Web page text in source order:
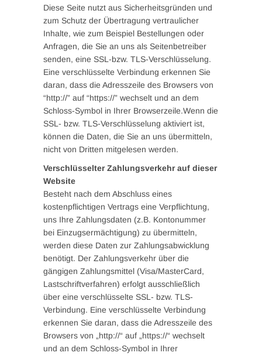
Diese Seite nutzt aus Sicherheitsgründen und
zum Schutz der Übertragung vertraulicher
Inhalte, wie zum Beispiel Bestellungen oder
Anfragen, die Sie an uns als Seitenbetreiber
senden, eine SSL-bzw. TLS-Verschlüsselung.
Eine verschlüsselte Verbindung erkennen Sie
daran, dass die Adresszeile des Browsers von
“http://” auf “https://” wechselt und an dem
Schloss-Symbol in Ihrer Browserzeile.Wenn die
SSL- bzw. TLS-Verschlüsselung aktiviert ist,
können die Daten, die Sie an uns übermitteln,
nicht von Dritten mitgelesen werden.
Verschlüsselter Zahlungsverkehr auf dieser
Website
Besteht nach dem Abschluss eines
kostenpflichtigen Vertrags eine Verpflichtung,
uns Ihre Zahlungsdaten (z.B. Kontonummer
bei Einzugsermächtigung) zu übermitteln,
werden diese Daten zur Zahlungsabwicklung
benötigt. Der Zahlungsverkehr über die
gängigen Zahlungsmittel (Visa/MasterCard,
Lastschriftverfahren) erfolgt ausschließlich
über eine verschlüsselte SSL- bzw. TLS-
Verbindung. Eine verschlüsselte Verbindung
erkennen Sie daran, dass die Adresszeile des
Browsers von „http://“ auf „https://“ wechselt
und an dem Schloss-Symbol in Ihrer